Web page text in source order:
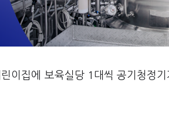
이집에 보육실당 1대씩 공기청정